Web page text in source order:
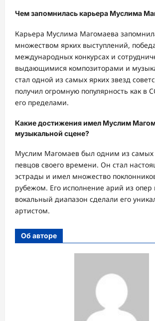
Чем запомнилась карьера Муслима
Карьера Муслима Магомаева
множеством ярких выступлений,
международных конкурсах и
выдающимися композиторами и
стал одной из самых ярких звезд
получил огромную популярность как в
его пределами.
Какие достижения имел Муслим
музыкальной сцене?
Муслим Магомаев был одним из самых
певцов своего времени. Он стал
эстрады и имел множество
рубежом. Его исполнение арий из
вокальный диапазон сделали его
артистом.
Об авторе